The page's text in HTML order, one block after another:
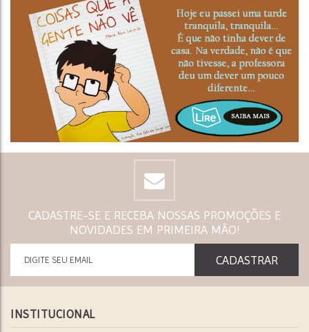
CADASTRE-SE E RECEBA NOSSAS PROMOÇÕES E
NOVIDADES EM PRIMEIRA MÃO!
INSTITUCIONAL